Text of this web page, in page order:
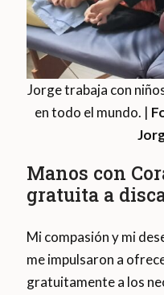
Jorge trabaja con
en todo el mundo. |
Manos con
gratuita a
Mi compasión y mi
me impulsaron a
gratuitamente a los